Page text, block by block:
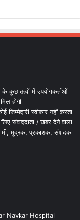
के कुछ तत्वों में उपयोगकर्ताओं
होगी
स्वीकार नहीं करता
संवाददाता / खबर देने वाला
मुद्रक, प्रकाशक, संपादक
Navkar Hospital